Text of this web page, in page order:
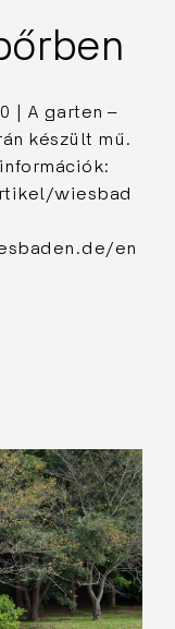
| A garten –
készült mű.
wiesbad
en